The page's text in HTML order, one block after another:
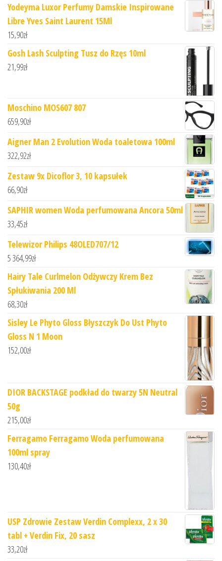
Yodeyma Luxor Perfumy Damskie Inspirowane
Libre Yves Saint Laurent 15Ml
15,90zł
Gosh Lash Sculpting Tusz do Rzęs 10ml
21,99zł
Moschino MOS607 807
659,90zł
Aigner Man 2 Evolution Woda toaletowa 100ml
322,92zł
Zestaw 9x Dicoflor 3, 10 kapsułek
66,90zł
SAPHIR women Woda perfumowana Ancora 50ml
33,45zł
Telewizor Philips 48OLED707/12
5 364,99zł
Hairy Tale Curlmelon Odżywczy Krem Bez
Spłukiwania 200 Ml
68,30zł
Sisley Le Phyto Gloss Błyszczyk Do Ust Phyto
Gloss N 1 Moon
152,00zł
DIOR BACKSTAGE podkład do twarzy 5N Neutral
50g
215,00zł
Ferragamo Ferragamo Woda perfumowana
100ml spray
130,40zł
USP Zdrowie Zestaw Verdin Complexx, 2 x 30
tabl + Verdin Fix, 20 sasz
33,20zł